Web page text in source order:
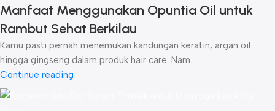
Manfaat Menggunakan Opuntia Oil untuk
Rambut Sehat Berkilau
Kamu pasti pernah menemukan kandungan keratin, argan oil
hingga gingseng dalam produk hair care. Nam...
Continue reading